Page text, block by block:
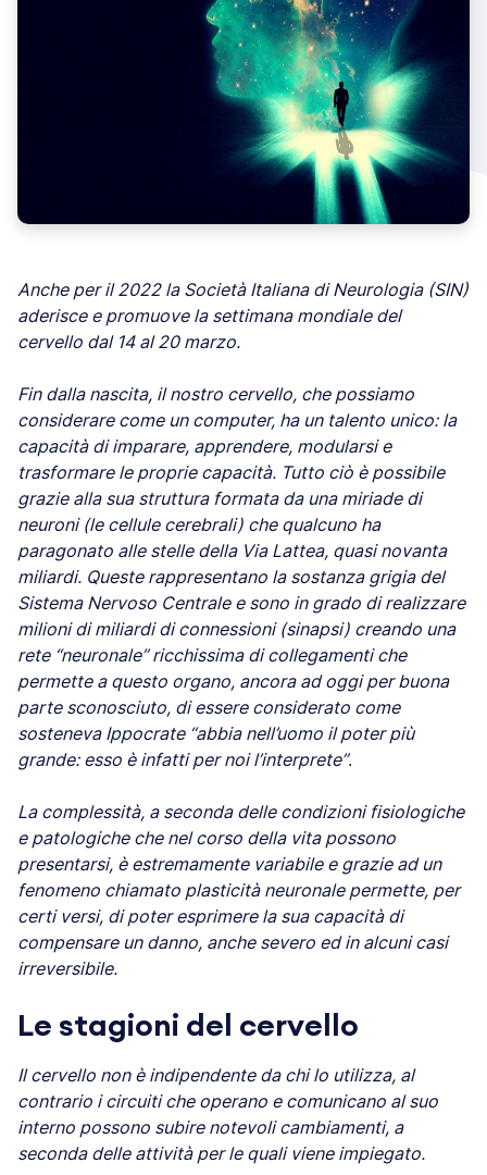
Anche per il 2022 la Società Italiana di Neurologia (SIN)
aderisce e promuove la settimana mondiale del
cervello dal 14 al 20 marzo.
Fin dalla nascita, il nostro cervello, che possiamo
considerare come un computer, ha un talento unico: la
capacità di imparare, apprendere, modularsi e
trasformare le proprie capacità. Tutto ciò è possibile
grazie alla sua struttura formata da una miriade di
neuroni (le cellule cerebrali) che qualcuno ha
paragonato alle stelle della Via Lattea, quasi novanta
miliardi. Queste rappresentano la sostanza grigia del
Sistema Nervoso Centrale e sono in grado di realizzare
milioni di miliardi di connessioni (sinapsi) creando una
rete “neuronale” ricchissima di collegamenti che
permette a questo organo, ancora ad oggi per buona
parte sconosciuto, di essere considerato come
sosteneva Ippocrate “abbia nell’uomo il poter più
grande: esso è infatti per noi l’interprete”.
La complessità, a seconda delle condizioni fisiologiche
e patologiche che nel corso della vita possono
presentarsi, è estremamente variabile e grazie ad un
fenomeno chiamato plasticità neuronale permette, per
certi versi, di poter esprimere la sua capacità di
compensare un danno, anche severo ed in alcuni casi
irreversibile.
Le stagioni del cervello
Il cervello non è indipendente da chi lo utilizza, al
contrario i circuiti che operano e comunicano al suo
interno possono subire notevoli cambiamenti, a
seconda delle attività per le quali viene impiegato.